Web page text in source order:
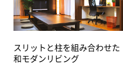
スリットと柱を組み合わせた
和モダンリビング